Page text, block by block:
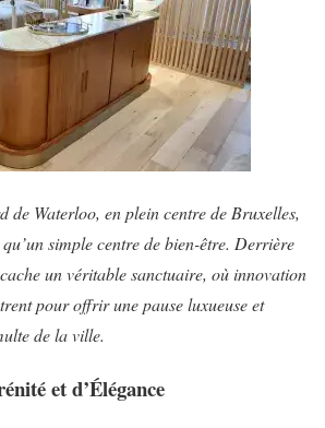
Waterloo, en plein centre de Bruxelles,
simple centre de bien-être. Derrière
un véritable sanctuaire, où innovation
pour offrir une pause luxueuse et
de la ville.
et d’Élégance